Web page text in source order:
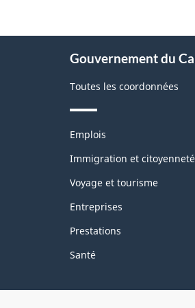
Gouvernement du
Toutes les coordonnées
Thèmes
sujets
Emplois
Immigration et citoyenneté
Voyage et tourisme
Entreprises
Prestations
Santé